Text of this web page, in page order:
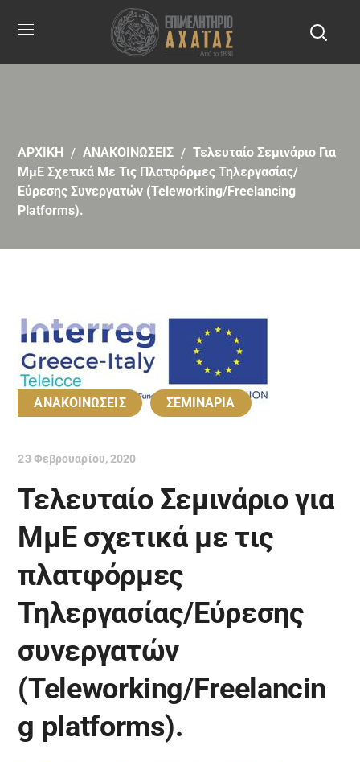
ΑΡΧΙΚΗ ΑΝΑΚΟΙΝΩΣΕΙΣ
Τελευταίο Σεμινάριο Για
ΜμΕ Σχετικά Με Τις Πλατφόρμες Τηλεργασίας/
Εύρεσης Συνεργατών (Teleworking/Freelancing
Platforms).
ΑΝΑΚΟΙΝΩΣΕΙΣ ΣΕΜΙΝΑΡΙΑ
23 Φεβρουαρίου, 2020
Τελευταίο Σεμινάριο για
ΜμΕ σχετικά με τις
πλατφόρμες
Τηλεργασίας/Εύρεσης
συνεργατών
(Teleworking/Freelancin
g platforms).